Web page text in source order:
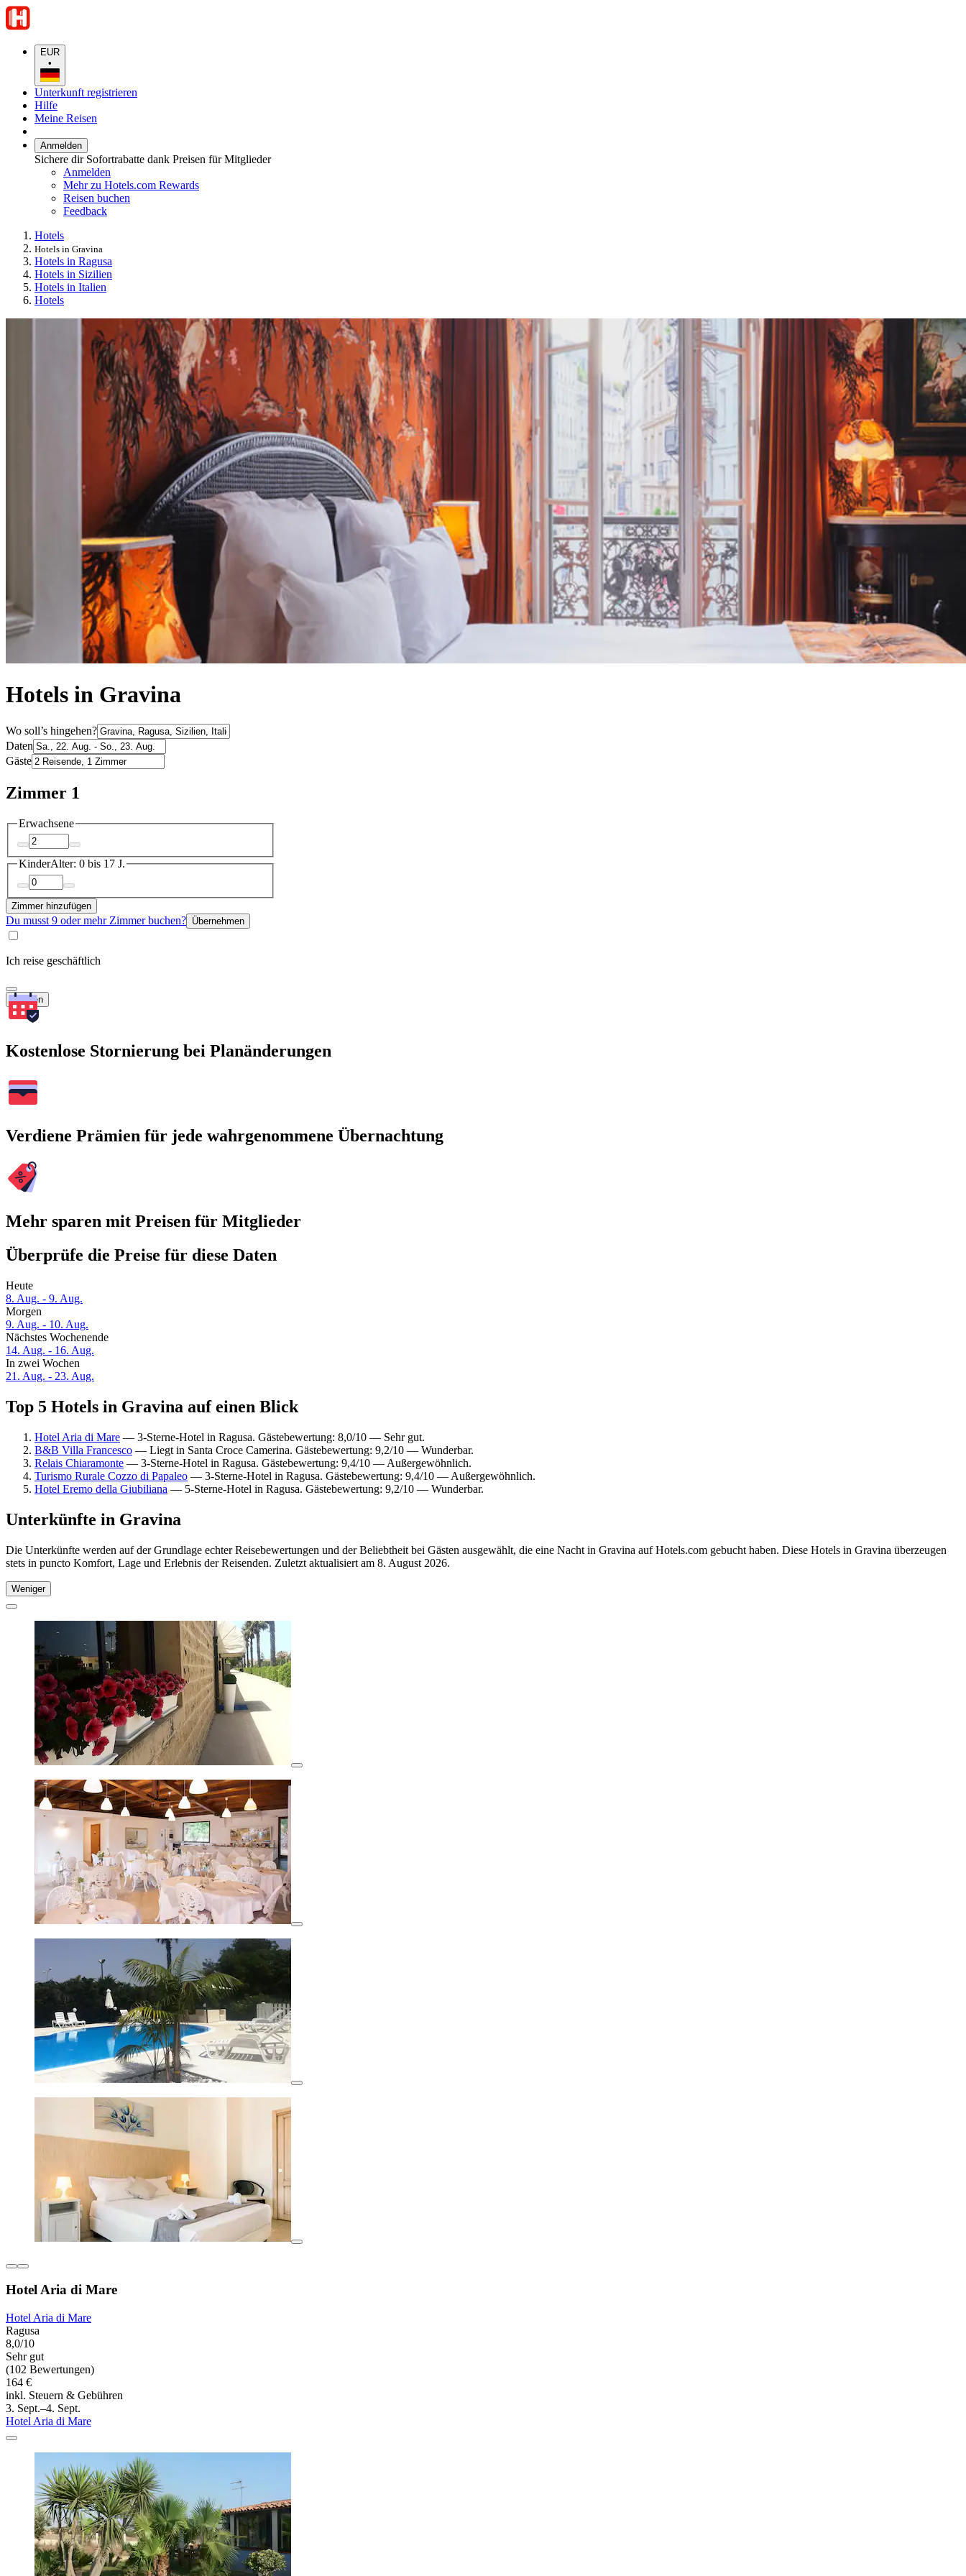
EUR
•
Unterkunft registrieren
Hilfe
Meine Reisen
Anmelden
Sichere dir Sofortrabatte dank Preisen für Mitglieder
Anmelden
Mehr zu Hotels.com Rewards
Reisen buchen
Feedback
Hotels
Hotels in Gravina
Hotels in Ragusa
Hotels in Sizilien
Hotels in Italien
Hotels
Hotels in Gravina
Wo soll’s hingehen?
Daten
Gäste
Zimmer 1
Erwachsene
KinderAlter: 0 bis 17 J.
Zimmer hinzufügen
Du musst 9 oder mehr Zimmer buchen? Übernehmen
Ich reise geschäftlich
Suchen
Kostenlose Stornierung bei Planänderungen
Verdiene Prämien für jede wahrgenommene Übernachtung
Mehr sparen mit Preisen für Mitglieder
Überprüfe die Preise für diese Daten
Heute
8. Aug. - 9. Aug.
Morgen
9. Aug. - 10. Aug.
Nächstes Wochenende
14. Aug. - 16. Aug.
In zwei Wochen
21. Aug. - 23. Aug.
Top 5 Hotels in Gravina auf einen Blick
Hotel Aria di Mare — 3-Sterne-Hotel in Ragusa. Gästebewertung: 8,0/10 — Sehr gut.
B&B Villa Francesco — Liegt in Santa Croce Camerina. Gästebewertung: 9,2/10 — Wunderbar.
Relais Chiaramonte — 3-Sterne-Hotel in Ragusa. Gästebewertung: 9,4/10 — Außergewöhnlich.
Turismo Rurale Cozzo di Papaleo — 3-Sterne-Hotel in Ragusa. Gästebewertung: 9,4/10 — Außergewöhnlich.
Hotel Eremo della Giubiliana — 5-Sterne-Hotel in Ragusa. Gästebewertung: 9,2/10 — Wunderbar.
Unterkünfte in Gravina
Die Unterkünfte werden auf der Grundlage echter Reisebewertungen und der Beliebtheit bei Gästen ausgewählt, die eine Nacht in Gravina auf Hotels.com gebucht haben. Diese Hotels in Gravina überzeugen
stets in puncto Komfort, Lage und Erlebnis der Reisenden. Zuletzt aktualisiert am 8. August 2026.
Weniger
Hotel Aria di Mare
Hotel Aria di Mare
Ragusa
8,0/10
Sehr gut
(102 Bewertungen)
164 €
inkl. Steuern & Gebühren
3. Sept.–4. Sept.
Hotel Aria di Mare